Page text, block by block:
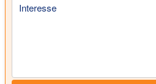
Interesse